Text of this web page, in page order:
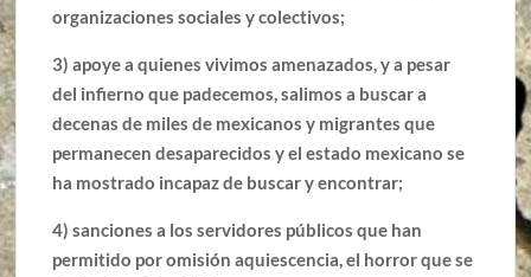
organizaciones sociales y colectivos;
3) apoye a quienes vivimos amenazados, y a pesar
del infierno que padecemos, salimos a buscar a
decenas de miles de mexicanos y migrantes que
permanecen desaparecidos y el estado mexicano se
ha mostrado incapaz de buscar y encontrar;
4) sanciones a los servidores públicos que han
permitido por omisión aquiescencia, el horror que se